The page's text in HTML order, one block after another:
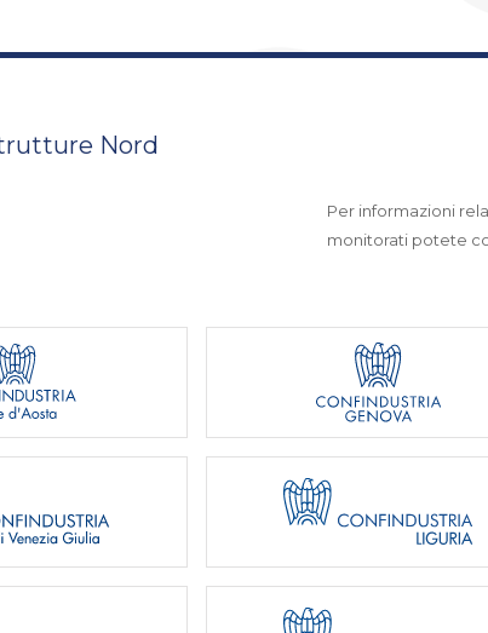
Nord
Per informazioni
monitorati potete